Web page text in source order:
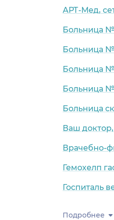
АРТ-Мед,
Больница
Больница
Больница
Больница
Больница
Ваш
Врачебно-
Гемохелп
Госпиталь
Подробнее